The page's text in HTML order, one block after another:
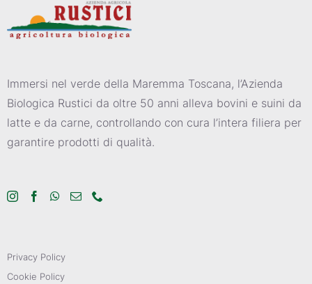
Immersi nel verde della Maremma Toscana, l’Azienda
Biologica Rustici da oltre 50 anni alleva bovini e suini da
latte e da carne, controllando con cura l’intera filiera per
garantire prodotti di qualità.
Privacy Policy
Cookie Policy